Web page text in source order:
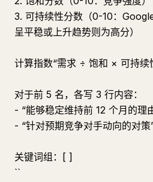
3. 可持续性分数（0-10：
呈平稳或上升趋势则为高分）
计算指数“需求 ÷ 饱和 × 可持续
对于前 5 名，各写 3 行内容：
- “能够稳定维持前 12 个月的理
- “针对预期竞争对手动向的对策
关键词组：[ ]
``